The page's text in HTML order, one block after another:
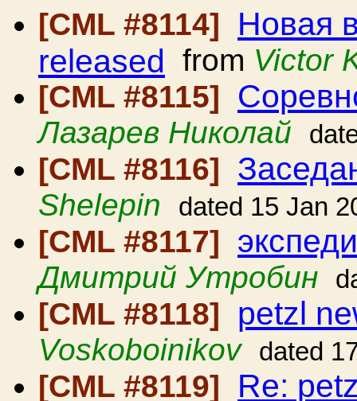
[CML #8114] Новая
released from Victor
[CML #8115]
Лазарев Николай
[CML #8116]
Shelepin dated 15 Jan
[CML #8117]
Дмитрий Утробин
[CML #8118] petzl
Voskoboinikov dated
[CML #8119] Re: